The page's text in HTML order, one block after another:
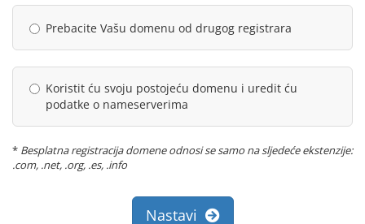
Prebacite Vašu domenu od drugog registrara
Koristit ću svoju postojeću domenu i uredit ću
podatke o nameserverima
* Besplatna registracija domene odnosi se samo na sljedeće ekstenzije:
.com, .net, .org, .es, .info
Nastavi